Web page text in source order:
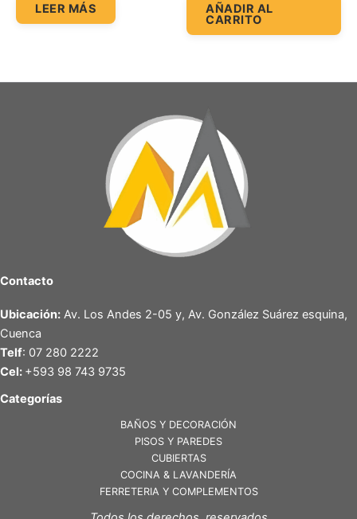
LEER MÁS AÑADIR AL
CARRITO
Contacto
Ubicación: Av. Los Andes 2-05 y, Av. González Suárez esquina,
Cuenca
Telf: 07 280 2222
Cel: +593 98 743 9735
Categorías
BAÑOS Y DECORACIÓN
PISOS Y PAREDES
CUBIERTAS
COCINA & LAVANDERÍA
FERRETERIA Y COMPLEMENTOS